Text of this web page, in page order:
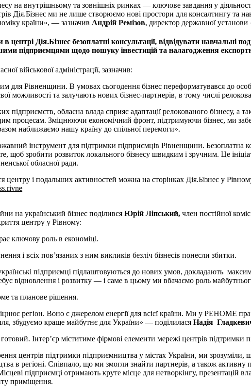
на внутрішньому та зовнішніх ринках — ключове завдання у
Дія.Бізнес ми не лише створюємо нові простори для консалтингу та
країни», — зазначив Андрій Ремізов, директор державної
Дія.Бізнес безоплатні консультації, відвідувати навчальні
підприємцями щодо пошуку інвестицій та налагодження
військової адміністрації, зазначив:
для Рівненщини. В умовах сьогодення бізнес переформатувався до
можливості та залучають нових бізнес-партнерів, в тому числі
підприємств, обласна влада сприяє адаптації релокованого бізнесу, а
процесам. Зміцнюючи економічний фронт, підтримуючи бізнес, ми
наближаємо нашу країну до спільної перемоги».
інструмент для підтримки підприємців Рівненщини. Безоплатна
щоб зробити розвиток локального бізнесу швидким і зручним. Це
обласної ради.
і подальших активностей можна на сторінках Дія.Бізнес у
на український бізнес поділився Юрій Ліпський, член постійної
центру у Рівному:
ключову роль в економіці.
і всіх пов’язаних з ним викликів безліч бізнесів понесли збитки.
підприємці підлаштовуються до нових умов, докладають
відновлення і розвитку — і саме в цьому ми вбачаємо роль
та планове рішення.
регіон. Воно є джерелом енергії для всієї країни. Ми у РЕНОМЕ
збудуємо краще майбутнє для України» — поділилася Надія
Інтер’єр міститиме фірмові елементи мережі центрів підтримки
центрів підтримки підприємництва у містах України, ми
в регіоні. Співпало, що ми змогли знайти партнерів, а також
підприємці отримають круте місце для нетворкінгу, презентацій
приміщення.